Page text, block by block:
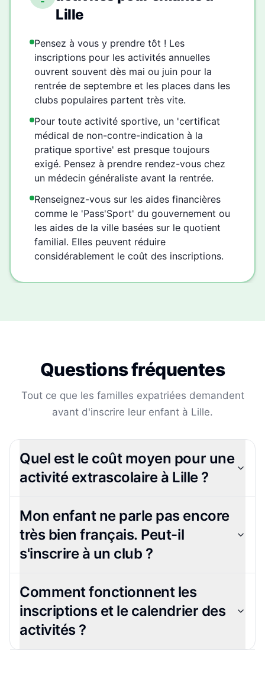
Lille
Pensez à vous y prendre tôt ! Les
inscriptions pour les activités annuelles
ouvrent souvent dès mai ou juin pour la
rentrée de septembre et les places dans les
clubs populaires partent très vite.
Pour toute activité sportive, un 'certificat
médical de non-contre-indication à la
pratique sportive' est presque toujours
exigé. Pensez à prendre rendez-vous chez
un médecin généraliste avant la rentrée.
Renseignez-vous sur les aides financières
comme le 'Pass'Sport' du gouvernement ou
les aides de la ville basées sur le quotient
familial. Elles peuvent réduire
considérablement le coût des inscriptions.
Questions fréquentes
Tout ce que les familles expatriées demandent
avant d'inscrire leur enfant à Lille.
Quel est le coût moyen pour une
activité extrascolaire à Lille ?
Mon enfant ne parle pas encore
très bien français. Peut-il
s'inscrire à un club ?
Comment fonctionnent les
inscriptions et le calendrier des
activités ?